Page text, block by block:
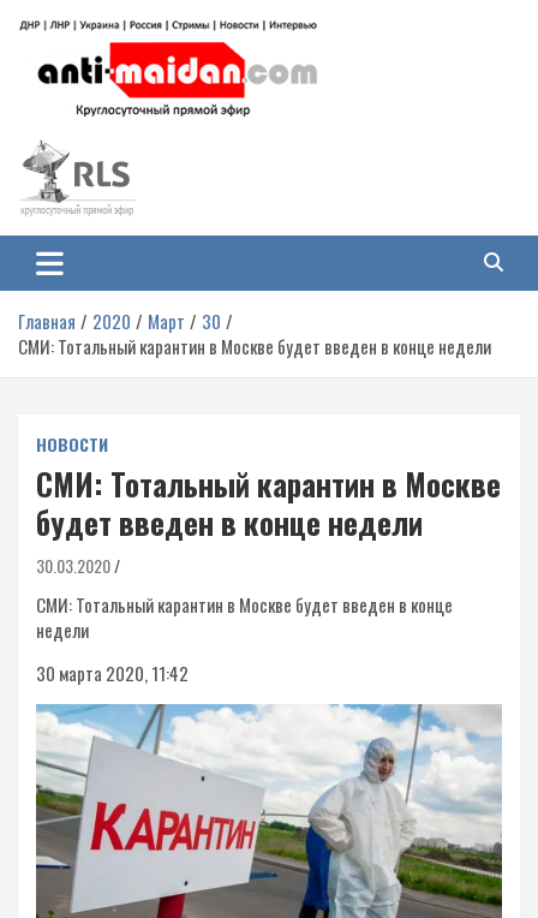
содержимому
Антимайдан: Гражданская война
на Украине
гражданской войне на Украине, включая события в Новороссии, ДНР,
ЛНР и других регионах.
Главная 2020 Март
30
СМИ: Тотальный карантин в Москве будет введен в конце недели
НОВОСТИ
СМИ: Тотальный карантин в Москве
будет введен в конце недели
30.03.2020
СМИ: Тотальный карантин в Москве будет введен в конце
недели
30 марта 2020, 11:42